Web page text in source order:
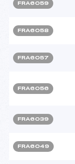
FRA6059
FRA6058
FRA6057
FRA6056
FRA6039
FRA6049